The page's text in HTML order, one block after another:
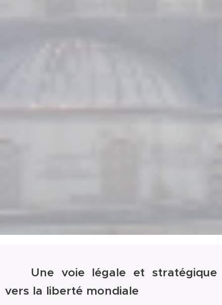
🌍 Une voie légale et stratégique
vers la liberté mondiale